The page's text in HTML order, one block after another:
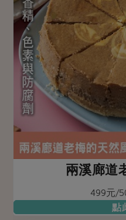
兩溪廊道
499元/
點